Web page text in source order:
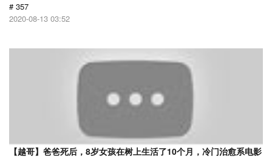
# 357
2020-08-13 03:52
【越哥】爸爸死后，8岁女孩在树上生活了10个月，冷门治愈系电影